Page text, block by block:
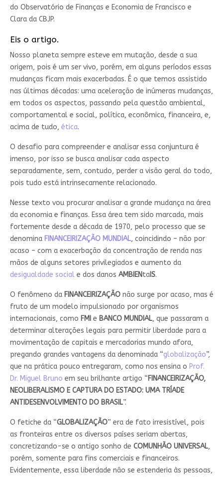
do Observatório de Finanças e Economia de Francisco e
Clara da CBJP.
Eis o artigo.
Nosso planeta sempre esteve em mutação, desde a sua
origem, pois é um ser vivo, porém, em alguns períodos essas
mudanças ficam mais exacerbadas. É o que temos assistido
nas últimas décadas: uma aceleração de inúmeras mudanças,
em todos os aspectos, passando pela questão ambiental,
comportamental e social, política, econômica, financeira, e,
acima de tudo, ética.
O desafio para compreender e analisar essa conjuntura é
imenso, por isso se busca analisar cada aspecto
separadamente, sem, contudo, perder a visão geral do todo,
pois tudo está intrinsecamente relacionado.
Nesse texto vou procurar analisar a grande mudança na área
da economia e finanças. Essa área tem sido marcada, mais
fortemente desde a década de 1970, pelo processo que se
denomina FINANCEIRIZAÇÃO MUNDIAL, coincidindo – não por
acaso – com a exacerbação da concentração de renda nas
mãos de alguns setores privilegiados e aumento da
desigualdade sociale dos danos AMBIENtaIS.
O fenômeno da FINANCEIRIZAÇÃOnão surge por acaso, mas é
fruto de um modelo impulsionado por organismos
internacionais, como FMI e BANCO MUNDIAL, que passaram a
determinar alterações legais para permitir liberdade para a
movimentação de capitais e mercadorias mundo afora,
pregando grandes vantagens da denominada “globalização”,
que na prática pouco entregaram, como nos ensina o Prof.
Dr. Miguel Bruno em seu brilhante artigo “FINANCEIRIZAÇÃO,
NEOLIBERALISMO E CAPTURA DO ESTADO: UMA TRÍADE
ANTIDESENVOLVIMENTO DO BRASIL”.
O fetiche da “GLOBALIZAÇÃO” era de fato irresistível, pois
as fronteiras entre os diversos países seriam abertas,
concretizando-se o antigo sonho de COMUNHÃO UNIVERSAL,
porém, somente para fins comerciais e financeiros.
Evidentemente, essa liberdade não se estenderia às pessoas,